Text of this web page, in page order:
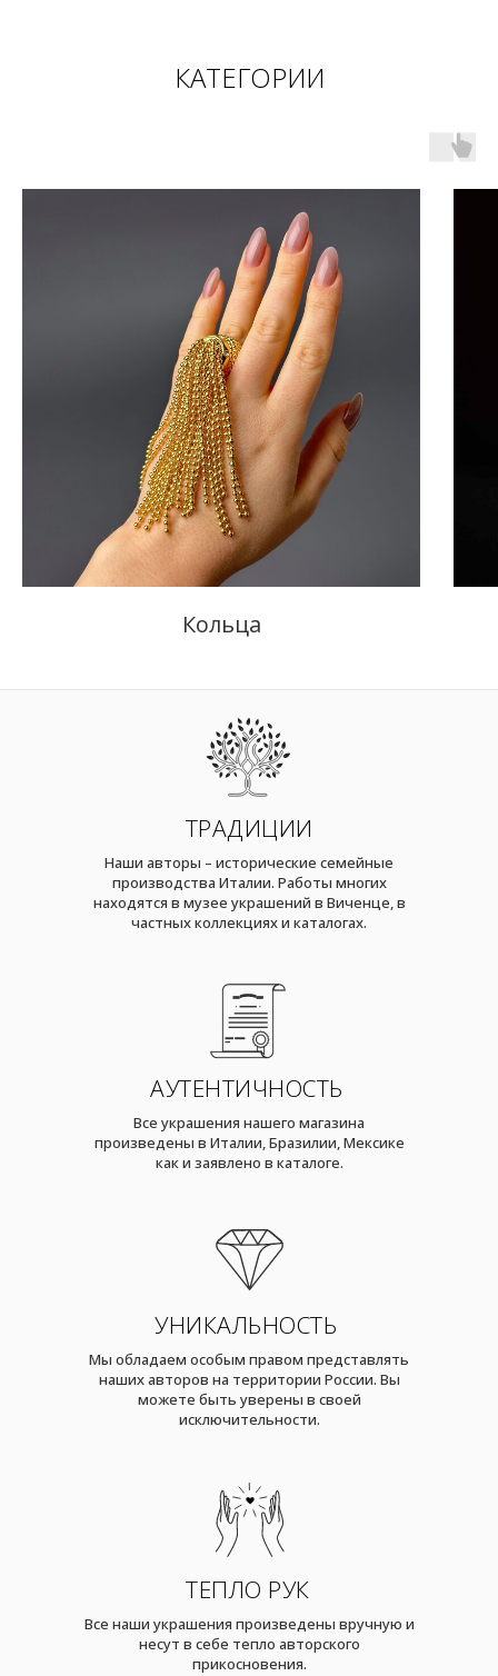
КАТЕГОРИИ
Кольца
ТРАДИЦИИ
Наши авторы – исторические семейные
производства Италии. Работы многих
находятся в музее украшений в Виченце, в
частных коллекциях и каталогах.
АУТЕНТИЧНОСТЬ
Все украшения нашего магазина
произведены в Италии, Бразилии, Мексике
как и заявлено в каталоге.
УНИКАЛЬНОСТЬ
Мы обладаем особым правом представлять
наших авторов на территории России. Вы
можете быть уверены в своей
исключительности.
ТЕПЛО РУК
Все наши украшения произведены вручную и
несут в себе тепло авторского
прикосновения.